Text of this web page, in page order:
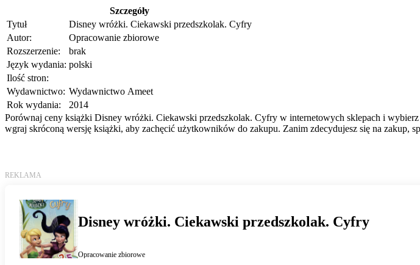
Szczegóły
Tytuł
Disney wróżki. Ciekawski przedszkolak. Cyfry
Autor:
Opracowanie zbiorowe
Rozszerzenie:
brak
Język wydania: polski
Ilość stron:
Wydawnictwo: Wydawnictwo Ameet
Rok wydania:
2014
Porównaj ceny książki Disney wróżki. Ciekawski przedszkolak. Cyfry w internetowych sklepach i
wgraj skróconą wersję książki, aby zachęcić użytkowników do zakupu. Zanim zdecydujesz się na zakup,